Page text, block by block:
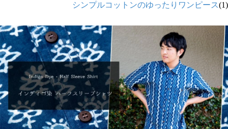
シンプルコットンのゆったりワンピース(1)